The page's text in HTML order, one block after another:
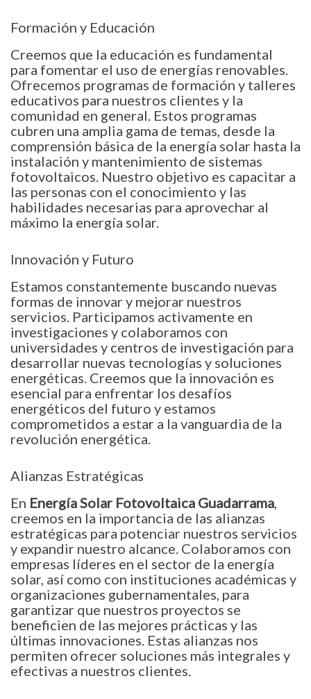
Formación y Educación
Creemos que la educación es fundamental
para fomentar el uso de energías renovables.
Ofrecemos programas de formación y talleres
educativos para nuestros clientes y la
comunidad en general. Estos programas
cubren una amplia gama de temas, desde la
comprensión básica de la energía solar hasta la
instalación y mantenimiento de sistemas
fotovoltaicos. Nuestro objetivo es capacitar a
las personas con el conocimiento y las
habilidades necesarias para aprovechar al
máximo la energía solar.
Innovación y Futuro
Estamos constantemente buscando nuevas
formas de innovar y mejorar nuestros
servicios. Participamos activamente en
investigaciones y colaboramos con
universidades y centros de investigación para
desarrollar nuevas tecnologías y soluciones
energéticas. Creemos que la innovación es
esencial para enfrentar los desafíos
energéticos del futuro y estamos
comprometidos a estar a la vanguardia de la
revolución energética.
Alianzas Estratégicas
En Energía Solar Fotovoltaica Guadarrama,
creemos en la importancia de las alianzas
estratégicas para potenciar nuestros servicios
y expandir nuestro alcance. Colaboramos con
empresas líderes en el sector de la energía
solar, así como con instituciones académicas y
organizaciones gubernamentales, para
garantizar que nuestros proyectos se
beneficien de las mejores prácticas y las
últimas innovaciones. Estas alianzas nos
permiten ofrecer soluciones más integrales y
efectivas a nuestros clientes.